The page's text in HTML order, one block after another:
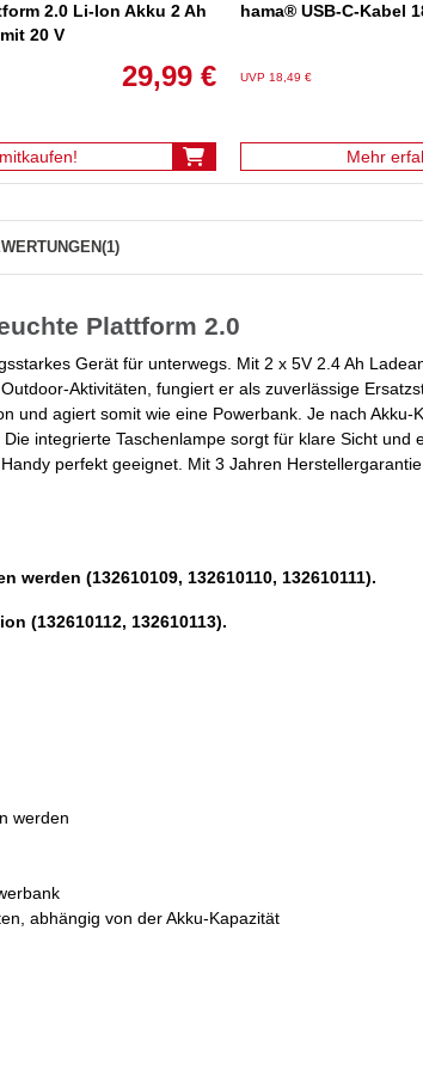
2.0 Li-Ion Akku 2 Ah
mit 20 V
29,99 €
hama® USB-C-Kabel
UVP 18,49 €
Mehr
(1)
Plattform 2.0
Gerät für unterwegs. Mit 2 x 5V 2.4 Ah
Aktivitäten, fungiert er als zuverlässige
und agiert somit wie eine Powerbank. Je nach Akku-
integrierte Taschenlampe sorgt für klare Sicht und
perfekt geeignet. Mit 3 Jahren
(132610109, 132610110, 132610111).
(132610112, 132610113).
werden
abhängig von der Akku-Kapazität